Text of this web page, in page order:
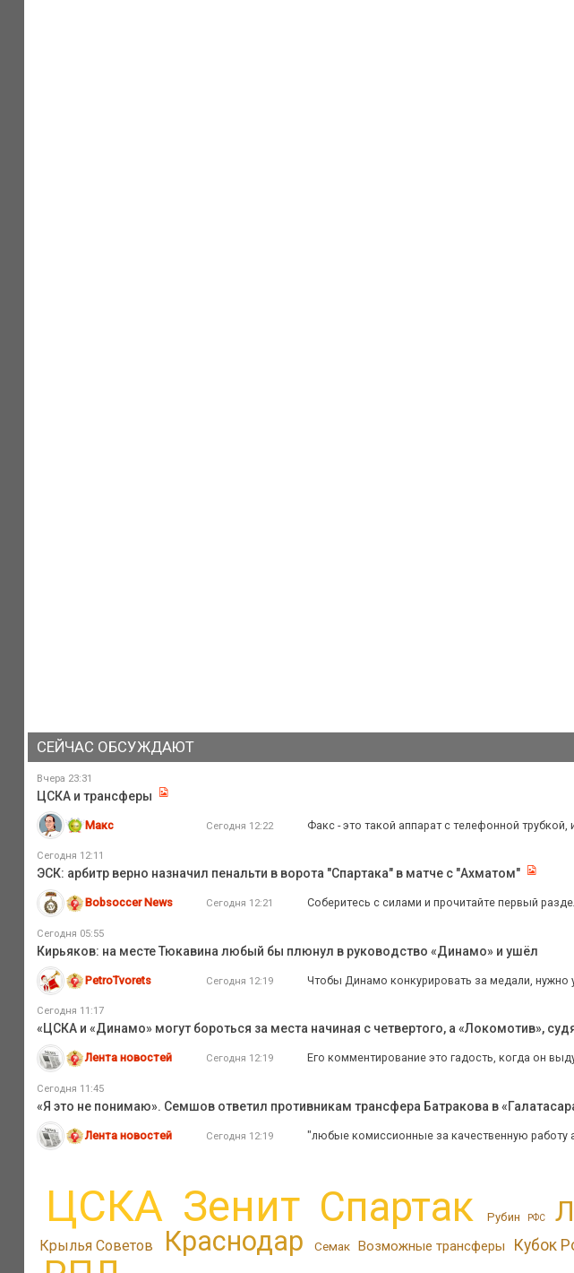
СЕЙЧАС ОБСУЖДАЮТ
Вчера 23:31
ЦСКА и трансферы
Макс Сегодня 12:22 Факс - это такой аппарат с телефонной
Сегодня 12:11
ЭСК: арбитр верно назначил пенальти в ворота "Спартака" в матче с "Ахматом"
Bobsoccer News Сегодня 12:21 Соберитесь с силами и прочитайте первый
Сегодня 05:55
Кирьяков: на месте Тюкавина любый бы плюнул в руководство «Динамо» и ушёл
PetroTvorets Сегодня 12:19 Чтобы Динамо конкурировать за медали, нужно
Сегодня 11:17
«ЦСКА и «Динамо» могут бороться за места начиная с четвертого, а «Локомотив»,
Лента новостей Сегодня 12:19 Его комментирование это гадость, когда он
Сегодня 11:45
«Я это не понимаю». Семшов ответил противникам трансфера Батракова в
Лента новостей Сегодня 12:19 "любые комиссионные за качественную работу
ЦСКА Зенит Спартак Рубин РФС
Крылья Советов Краснодар Семак Возможные трансферы Кубок